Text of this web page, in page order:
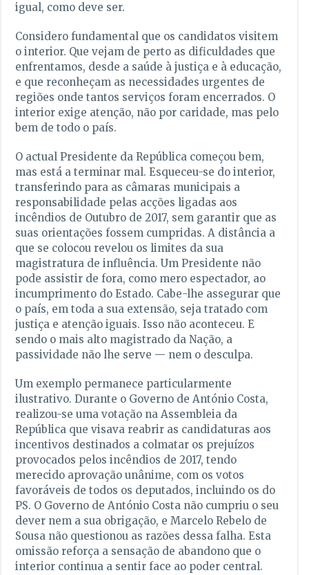
igual, como deve ser.
Considero fundamental que os candidatos visitem
o interior. Que vejam de perto as dificuldades que
enfrentamos, desde a saúde à justiça e à educação,
e que reconheçam as necessidades urgentes de
regiões onde tantos serviços foram encerrados. O
interior exige atenção, não por caridade, mas pelo
bem de todo o país.
O actual Presidente da República começou bem,
mas está a terminar mal. Esqueceu-se do interior,
transferindo para as câmaras municipais a
responsabilidade pelas acções ligadas aos
incêndios de Outubro de 2017, sem garantir que as
suas orientações fossem cumpridas. A distância a
que se colocou revelou os limites da sua
magistratura de influência. Um Presidente não
pode assistir de fora, como mero espectador, ao
incumprimento do Estado. Cabe-lhe assegurar que
o país, em toda a sua extensão, seja tratado com
justiça e atenção iguais. Isso não aconteceu. E
sendo o mais alto magistrado da Nação, a
passividade não lhe serve — nem o desculpa.
Um exemplo permanece particularmente
ilustrativo. Durante o Governo de António Costa,
realizou-se uma votação na Assembleia da
República que visava reabrir as candidaturas aos
incentivos destinados a colmatar os prejuízos
provocados pelos incêndios de 2017, tendo
merecido aprovação unânime, com os votos
favoráveis de todos os deputados, incluindo os do
PS. O Governo de António Costa não cumpriu o seu
dever nem a sua obrigação, e Marcelo Rebelo de
Sousa não questionou as razões dessa falha. Esta
omissão reforça a sensação de abandono que o
interior continua a sentir face ao poder central.